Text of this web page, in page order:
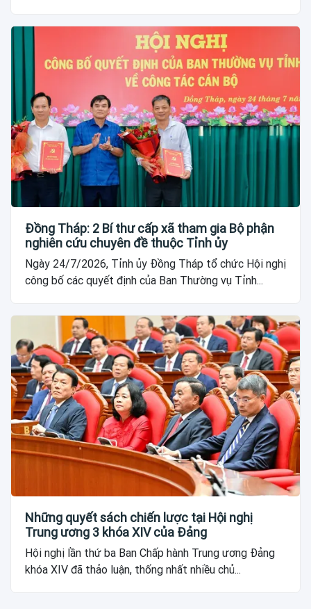
Đồng Tháp: 2 Bí thư cấp xã tham gia Bộ phận
nghiên cứu chuyên đề thuộc Tỉnh ủy
Ngày 24/7/2026, Tỉnh ủy Đồng Tháp tổ chức Hội nghị
công bố các quyết định của Ban Thường vụ Tỉnh...
Những quyết sách chiến lược tại Hội nghị
Trung ương 3 khóa XIV của Đảng
Hội nghị lần thứ ba Ban Chấp hành Trung ương Đảng
khóa XIV đã thảo luận, thống nhất nhiều chủ...